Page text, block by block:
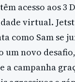
acesso aos 3
virtual.
como Sam se
um novo
campanha